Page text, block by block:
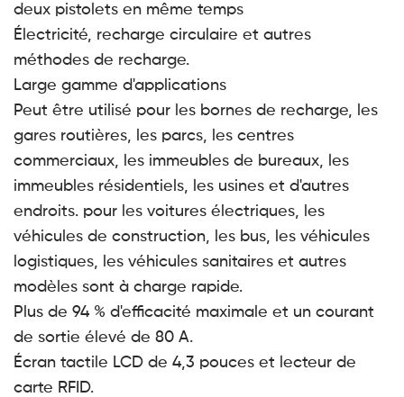
deux pistolets en même temps
Électricité, recharge circulaire et autres
méthodes de recharge.
Large gamme d'applications
Peut être utilisé pour les bornes de recharge, les
gares routières, les parcs, les centres
commerciaux, les immeubles de bureaux, les
immeubles résidentiels, les usines et d'autres
endroits. pour les voitures électriques, les
véhicules de construction, les bus, les véhicules
logistiques, les véhicules sanitaires et autres
modèles sont à charge rapide.
Plus de 94 % d'efficacité maximale et un courant
de sortie élevé de 80 A.
Écran tactile LCD de 4,3 pouces et lecteur de
carte RFID.